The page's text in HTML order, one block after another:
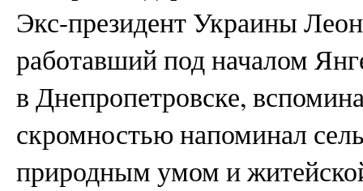
Экс-президент Украины
работавший под началом
в Днепропетровске,
скромностью напоминал
природным умом и